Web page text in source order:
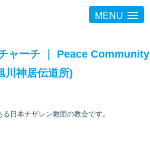
MENU
ャーチ ｜ Peace Community
川神居伝道所)
日本ナザレン教団の教会です。